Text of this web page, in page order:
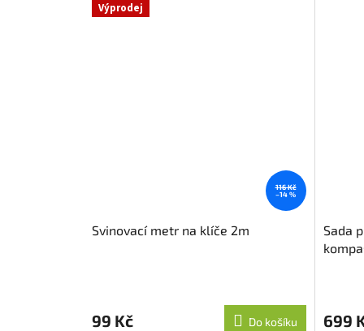
Výprodej
116 Kč
–14 %
Svinovací metr na klíče 2m
99 Kč Do košíku
Sada
699